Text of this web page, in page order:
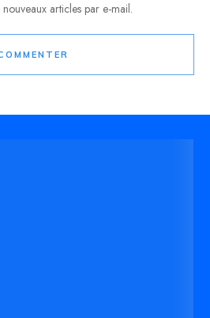
articles par e-mail.